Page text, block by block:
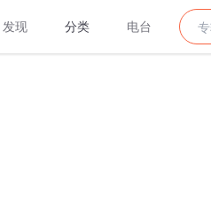
发现 分类 电台